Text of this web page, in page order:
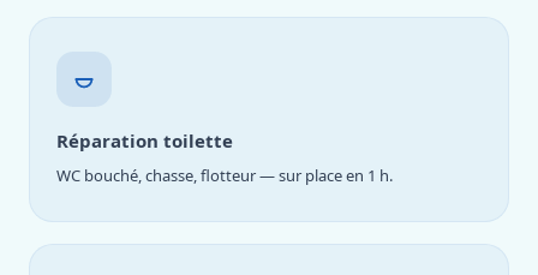
Réparation toilette
WC bouché, chasse, flotteur — sur place en 1 h.